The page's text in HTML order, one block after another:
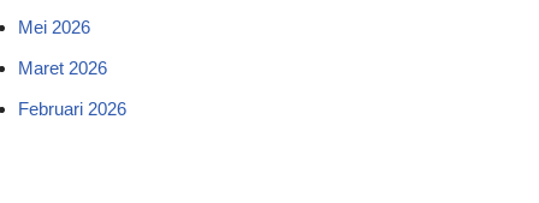
Mei 2026
Maret 2026
Februari 2026